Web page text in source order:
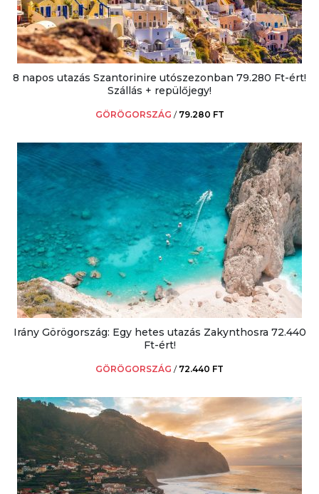
8 napos utazás Szantorinire utószezonban 79.280 Ft-ért!
Szállás + repülőjegy!
GÖRÖGORSZÁG / 79.280 FT
Irány Görögország: Egy hetes utazás Zakynthosra 72.440
Ft-ért!
GÖRÖGORSZÁG / 72.440 FT